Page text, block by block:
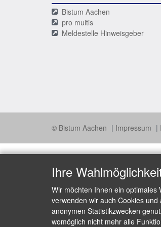
Bistum Aachen
pro multis
Meldestelle Hinweisgeber
© Bistum Aachen Impressum
Ihre
Wir möchten Ihnen ein
verwenden wir auch Cookies
anonymen Statistikzwecken
womöglich nicht mehr alle